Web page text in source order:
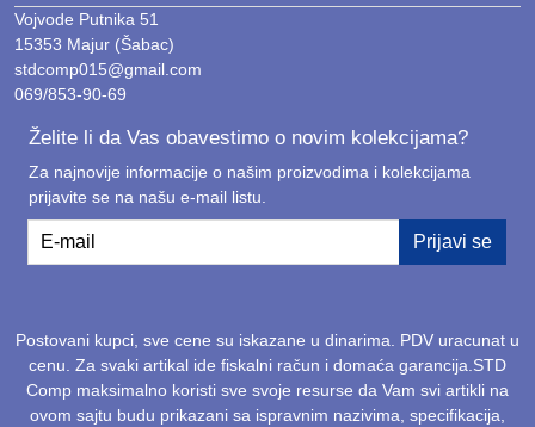
Vojvode Putnika 51
15353 Majur (Šabac)
stdcomp015@gmail.com
069/853-90-69
Želite li da Vas obavestimo o novim kolekcijama?
Za najnovije informacije o našim proizvodima i kolekcijama
prijavite se na našu e-mail listu.
E-mail
Prijavi se
Postovani kupci, sve cene su iskazane u dinarima. PDV uracunat u
cenu. Za svaki artikal ide fiskalni račun i domaća garancija.STD
Comp maksimalno koristi sve svoje resurse da Vam svi artikli na
ovom sajtu budu prikazani sa ispravnim nazivima, specifikacija,